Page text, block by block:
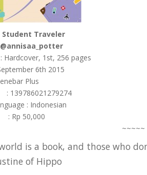
Student Traveler
@annisaa_potter
1st, 256 pages
6th 2015
Plus
: Indonesian
50,000
~~~~~
is a book, and those who
of Hippo